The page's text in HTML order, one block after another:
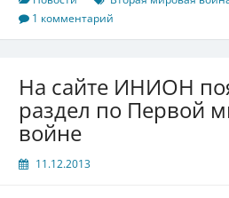
1 комментарий
На сайте ИНИОН
раздел по Первой
войне
11.12.2013